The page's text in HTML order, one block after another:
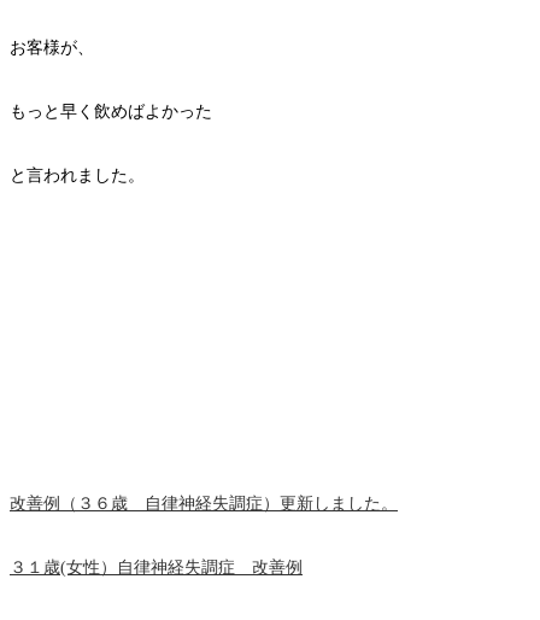
お客様が、
もっと早く飲めばよかった
と言われました。
改善例（３６歳 自律神経失調症）更新しました。
３１歳(女性）自律神経失調症 改善例